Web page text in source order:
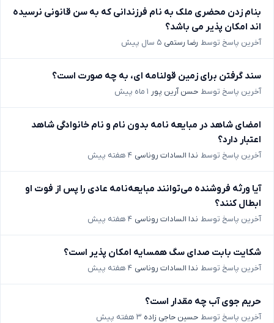
بنام زدن محضری ملک به نام فرزندانی که به سن قانونی نرسیده
اند امکان پذیر می باشد؟
آخرین پاسخ توسط رضا رستمی ۵ سال پیش
سند گرفتن برای زمین قولنامه ای، به چه صورت است؟
آخرین پاسخ توسط حسن آرین پور ۱ ماه پیش
امضای شاهد در مبایعه نامه بدون نام و نام خانوادگی شاهد
اعتبار دارد؟
آخرین پاسخ توسط ندا السادات روناسی ۴ هفته پیش
آیا ورثه فروشنده می‌توانند مبایعه‌نامه عادی را پس از فوت او
ابطال کنند؟
آخرین پاسخ توسط ندا السادات روناسی ۴ هفته پیش
شکایت بابت صدای سگ همسایه امکان پذیر است؟
آخرین پاسخ توسط ندا السادات روناسی ۴ هفته پیش
حریم جوی آب چه مقدار است؟
آخرین پاسخ توسط حسین حاجی زاده ۳ هفته پیش